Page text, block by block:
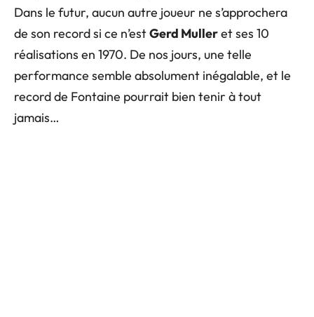
Dans le futur, aucun autre joueur ne s’approchera
de son record si ce n’estGerd Mulleret ses 10
réalisations en 1970. De nos jours, une telle
performance semble absolument inégalable, et le
record de Fontaine pourrait bien tenir à tout
jamais…